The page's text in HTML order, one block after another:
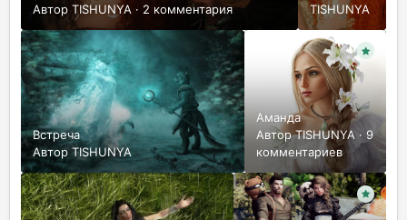
Автор TISHUNYA · 2 комментария TISHUNYA
Встреча
Автор TISHUNYA
Аманда
АвторTISHUNYA · 9
комментариев